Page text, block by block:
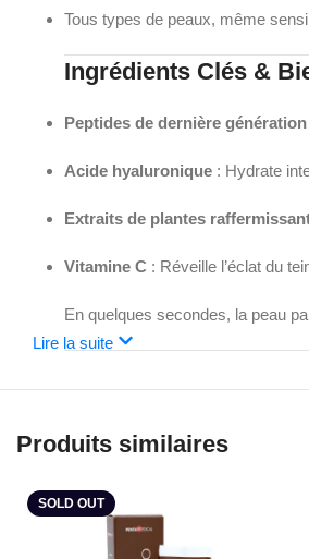
Tous types de peaux, même
Ingrédients Clés &
Peptides de dernière génération
Acide hyaluronique : Hydrate
Extraits de plantes
Vitamine C : Réveille l’éclat du
En quelques secondes, la peau
Cassez l’ampoule et appliquez le
Lire la suite
Produits similaires
SOLD OUT